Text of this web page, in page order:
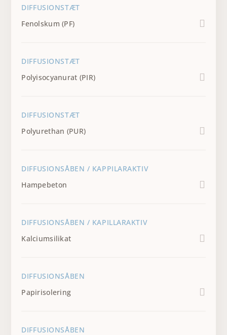
DIFFUSIONSÅBEN
DIFFUSIONSÅBEN
Papirisolering
DIFFUSIONSÅBEN / KAPILLARAKTIV
Kalciumsilikat
DIFFUSIONSÅBEN / KAPPILARAKTIV
Hampebeton
DIFFUSIONSTÆT
Polyurethan (PUR)
DIFFUSIONSTÆT
Polyisocyanurat (PIR)
DIFFUSIONSTÆT
Fenolskum (PF)